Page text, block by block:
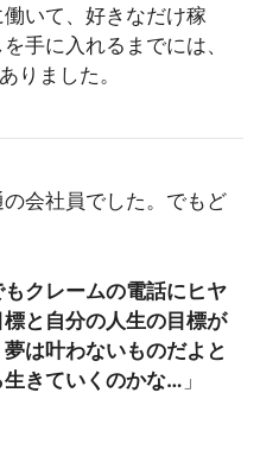
いて、好きなだけ稼
手に入れるまでには、
りました。
会社員でした。でもど
クレームの電話にヒヤ
と自分の人生の目標が
は叶わないものだよと
生きていくのかな… 」